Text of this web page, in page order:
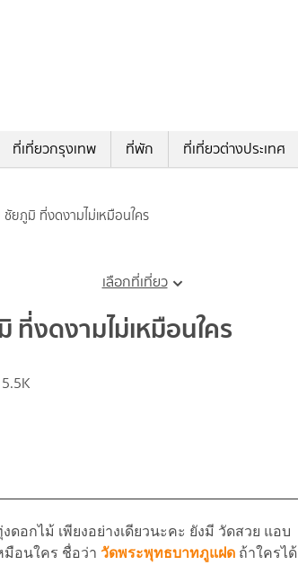
ที่เที่ยวกรุงเทพ ที่พัก ที่เที่ยวต่างประเทศ
ยภูมิ ที่งดงามไม่เหมือนใคร
เลือกที่เที่ยว
งดงามไม่เหมือนใคร
5.5K
อกไม้ เพียงอย่างเดียวนะคะ ยังมี วัดสวย แอบ
อนใคร ชื่อว่า วัดพระพุทธบาทภูแฝด ถ้าใครได้